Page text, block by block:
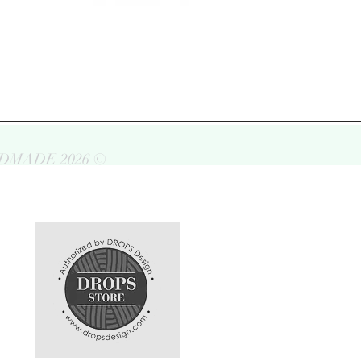
2026 ©